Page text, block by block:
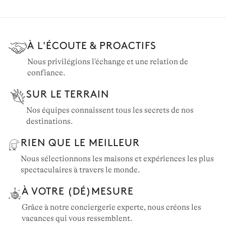
À L'ÉCOUTE & PROACTIFS
Nous privilégions l'échange et une relation de
confiance.
SUR LE TERRAIN
Nos équipes connaissent tous les secrets de nos
destinations.
RIEN QUE LE MEILLEUR
Nous sélectionnons les maisons et expériences les plus
spectaculaires à travers le monde.
À VOTRE (DÉ)MESURE
Grâce à notre conciergerie experte, nous créons les
vacances qui vous ressemblent.